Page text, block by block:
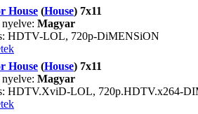
House (House) 7x11
Magyar
HDTV-LOL, 720p-DiMENSiON
House (House) 7x11
Magyar
HDTV.XviD-LOL, 720p.HDTV.x264-